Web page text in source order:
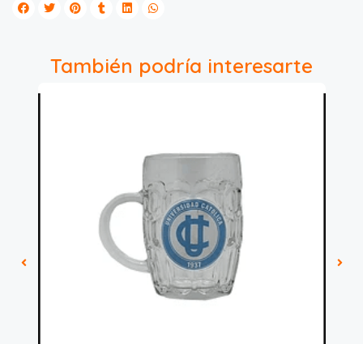
También podría interesarte